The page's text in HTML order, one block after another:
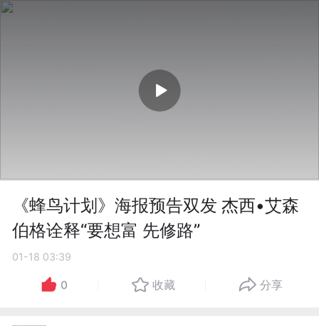
《蜂鸟计划》海报预告双发 杰西•艾森
伯格诠释“要想富 先修路”
01-18 03:39
0 收藏 分享